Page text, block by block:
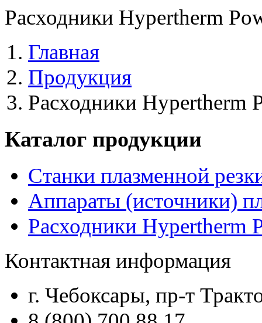
Расходники Hypertherm
Главная
Продукция
Расходники Hypertherm
Каталог продукции
Станки плазменной
Аппараты (источники)
Расходники Hypertherm
Контактная информация
г. Чебоксары, пр-т